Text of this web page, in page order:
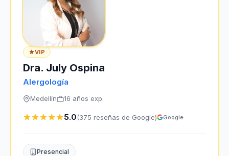
VIP
Dra. July Ospina
Alergología
Medellín 16 años exp.
5.0(375 reseñas de Google) Google
Presencial